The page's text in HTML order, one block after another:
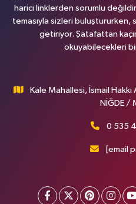
harici linklerden sorumlu
temasıyla sizleri buluştururken,
getiriyor. Şatafattan
okuyabilecekleri
Kale Mahallesi, İsmail
NİĞDE /
0 535
[email